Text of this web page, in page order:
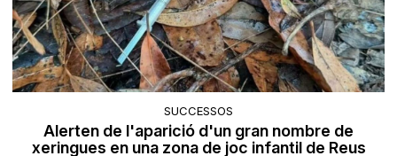
SUCCESSOS
Alerten de l'aparició d'un gran nombre de
xeringues en una zona de joc infantil de Reus